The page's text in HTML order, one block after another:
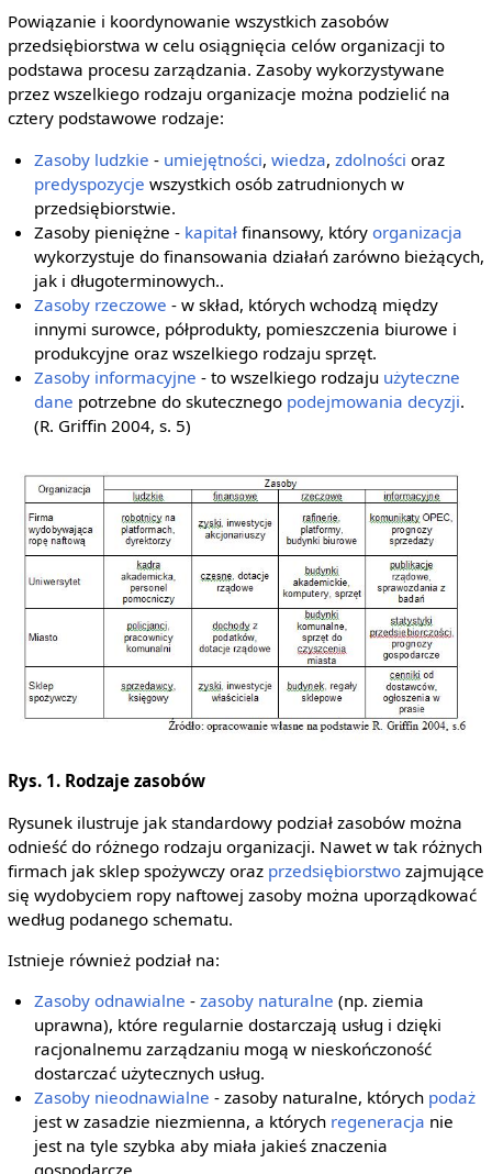
Powiązanie i koordynowanie wszystkich zasobów
przedsiębiorstwa w celu osiągnięcia celów organizacji to
podstawa procesu zarządzania. Zasoby wykorzystywane
przez wszelkiego rodzaju organizacje można podzielić na
cztery podstawowe rodzaje:
Zasoby ludzkie - umiejętności,wiedza,zdolności oraz
predyspozycje wszystkich osób zatrudnionych w
przedsiębiorstwie.
Zasoby pieniężne - kapitał finansowy, któryorganizacja
wykorzystuje do finansowania działań zarówno bieżących,
jak i długoterminowych..
Zasoby rzeczowe - w skład, których wchodzą między
innymi surowce, półprodukty, pomieszczenia biurowe i
produkcyjne oraz wszelkiego rodzaju sprzęt.
Zasoby informacyjne - to wszelkiego rodzaju użyteczne
dane potrzebne do skutecznego podejmowania decyzji.
(R. Griffin 2004, s. 5)
Rys. 1. Rodzaje zasobów
Rysunek ilustruje jak standardowy podział zasobów można
odnieść do różnego rodzaju organizacji. Nawet w tak różnych
firmach jak sklep spożywczy oraz przedsiębiorstwozajmujące
się wydobyciem ropy naftowej zasoby można uporządkować
według podanego schematu.
Istnieje również podział na:
Zasoby odnawialne -zasoby naturalne (np. ziemia
uprawna), które regularnie dostarczają usług i dzięki
racjonalnemu zarządzaniu mogą w nieskończoność
dostarczać użytecznych usług.
Zasoby nieodnawialne - zasoby naturalne, których podaż
jest w zasadzie niezmienna, a których regeneracja nie
jest na tyle szybka aby miała jakieś znaczenia
gospodarcze.